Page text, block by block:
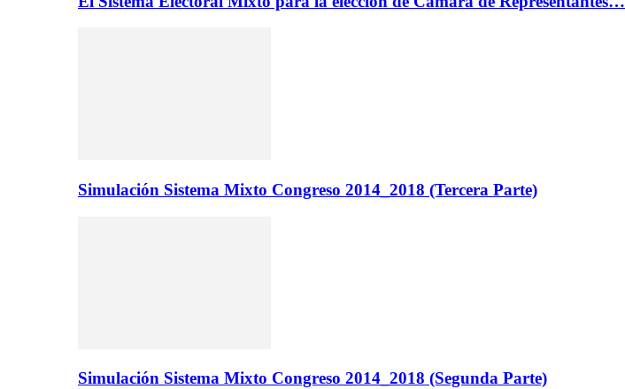
Simulación Sistema Mixto Congreso 2014_2018 (Tercera Parte)
Simulación Sistema Mixto Congreso 2014_2018 (Segunda Parte)